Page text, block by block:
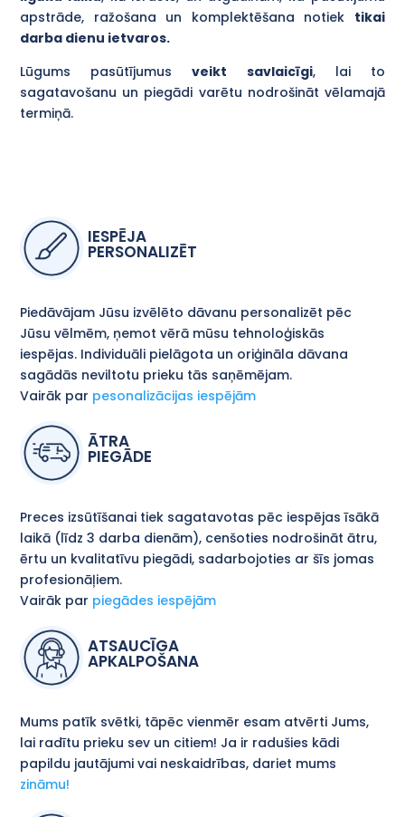
apstrāde, ražošana un komplektēšana notiek tikai
darba dienu ietvaros.
Lūgums pasūtījumusveikt savlaicīgi, lai to
sagatavošanu un piegādi varētu nodrošināt vēlamajā
termiņā.
IESPĒJA
PERSONALIZĒT
Piedāvājam Jūsu izvēlēto dāvanu personalizēt pēc
Jūsu vēlmēm, ņemot vērā mūsu tehnoloģiskās
iespējas. Individuāli pielāgota un oriģināla dāvana
sagādās neviltotu prieku tās saņēmējam.
Vairāk par pesonalizācijas iespējām
ĀTRA
PIEGĀDE
Preces izsūtīšanai tiek sagatavotas pēc iespējas īsākā
laikā (līdz 3 darba dienām), cenšoties nodrošināt ātru,
ērtu un kvalitatīvu piegādi, sadarbojoties ar šīs jomas
profesionāļiem.
Vairāk par piegādes iespējām
ATSAUCĪGA
APKALPOŠANA
Mums patīk svētki, tāpēc vienmēr esam atvērti Jums,
lai radītu prieku sev un citiem! Ja ir radušies kādi
papildu jautājumi vai neskaidrības, dariet mums
zināmu!